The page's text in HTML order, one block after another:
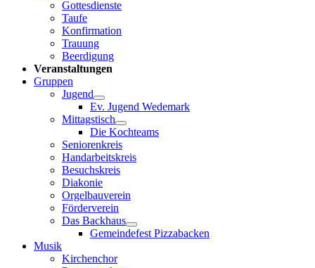
Gottesdienste
Taufe
Konfirmation
Trauung
Beerdigung
Veranstaltungen
Gruppen
Jugend
Ev. Jugend Wedemark
Mittagstisch
Die Kochteams
Seniorenkreis
Handarbeitskreis
Besuchskreis
Diakonie
Orgelbauverein
Förderverein
Das Backhaus
Gemeindefest Pizzabacken
Musik
Kirchenchor